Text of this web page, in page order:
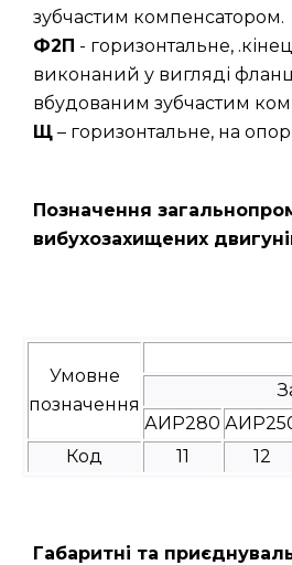
зубчастим компенсатором.
Ф2П - горизонтальне,
виконаний у вигляді
вбудованим зубчастим
Щ – горизонтальне, на
Позначення
вибухозахищених
Умовне
позначення
АИР280
Код
11 12
Габаритні та